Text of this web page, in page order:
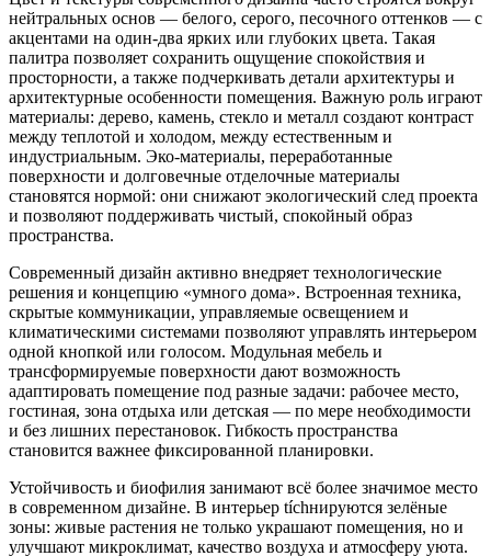
нейтральных основ — белого, серого, песочного оттенков — с
акцентами на один-два ярких или глубоких цвета. Такая
палитра позволяет сохранить ощущение спокойствия и
просторности, а также подчеркивать детали архитектуры и
архитектурные особенности помещения. Важную роль играют
материалы: дерево, камень, стекло и металл создают контраст
между теплотой и холодом, между естественным и
индустриальным. Эко‑материалы, переработанные
поверхности и долговечные отделочные материалы
становятся нормой: они снижают экологический след проекта
и позволяют поддерживать чистый, спокойный образ
пространства.
Современный дизайн активно внедряет технологические
решения и концепцию «умного дома». Встроенная техника,
скрытые коммуникации, управляемые освещением и
климатическими системами позволяют управлять интерьером
одной кнопкой или голосом. Модульная мебель и
трансформируемые поверхности дают возможность
адаптировать помещение под разные задачи: рабочее место,
гостиная, зона отдыха или детская — по мере необходимости
и без лишних перестановок. Гибкость пространства
становится важнее фиксированной планировки.
Устойчивость и биофилия занимают всё более значимое место
в современном дизайне. В интерьер tíchнируются зелёные
зоны: живые растения не только украшают помещения, но и
улучшают микроклимат, качество воздуха и атмосферу уюта.